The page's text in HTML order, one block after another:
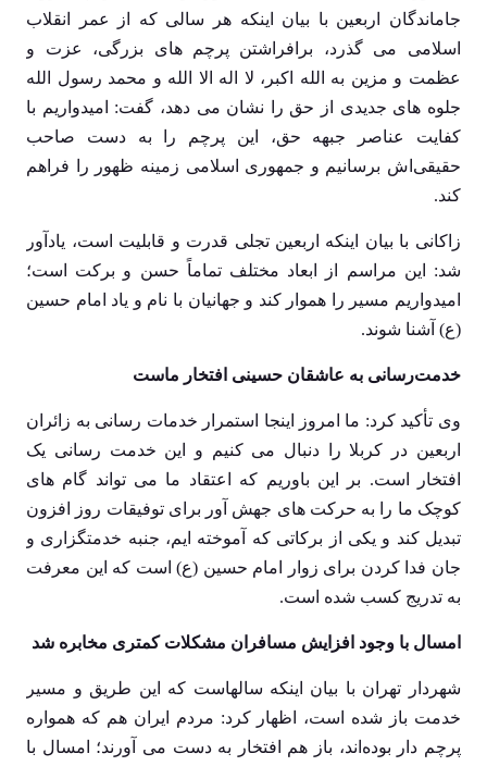
جاماندگان اربعین با بیان اینکه هر سالی که از عمر انقلاب
اسلامی می گذرد، برافراشتن پرچم های بزرگی، عزت و
عظمت و مزین به الله اکبر، لا اله الا الله و محمد رسول الله
جلوه های جدیدی از حق را نشان می دهد، گفت: امیدواریم با
کفایت عناصر جبهه حق، این پرچم را به دست صاحب
حقیقی‌اش برسانیم و جمهوری اسلامی زمینه ظهور را فراهم
کند.
زاکانی با بیان اینکه اربعین تجلی قدرت و قابلیت است، یادآور
شد: این مراسم از ابعاد مختلف تماماً حسن و برکت است؛
امیدواریم مسیر را هموار کند و جهانیان با نام و یاد امام حسین
(ع) آشنا شوند.
خدمت‌رسانی به عاشقان حسینی افتخار ماست
وی تأکید کرد: ما امروز اینجا استمرار خدمات رسانی به زائران
اربعین در کربلا را دنبال می کنیم و این خدمت رسانی یک
افتخار است. بر این باوریم که اعتقاد ما می تواند گام های
کوچک ما را به حرکت های جهش آور برای توفیقات روز افزون
تبدیل کند و یکی از برکاتی که آموخته ایم، جنبه خدمتگزاری و
جان فدا کردن برای زوار امام حسین (ع) است که این معرفت
به تدریج کسب شده است.
امسال با وجود افزایش مسافران مشکلات کمتری مخابره شد
شهردار تهران با بیان اینکه سالهاست که این طریق و مسیر
خدمت باز شده است، اظهار کرد: مردم ایران هم که همواره
پرچم دار بوده‌اند، باز هم افتخار به دست می آورند؛ امسال با